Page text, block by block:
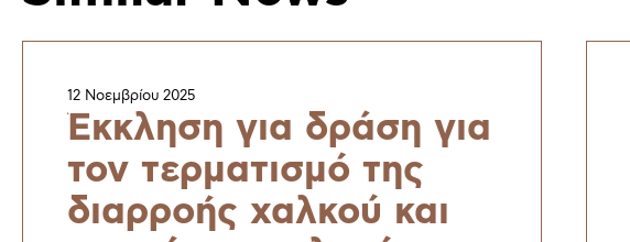
12 Νοεμβρίου 2025
Έκκληση για δράση για
τον τερματισμό της
διαρροής χαλκού και